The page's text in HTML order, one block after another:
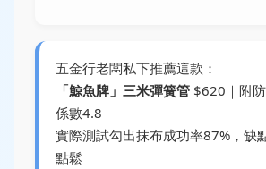
五金行老闆私下推薦這款：
「鯨魚牌」三米彈簧管$620｜附
係數4.8
實際測試勾出抹布成功率87%，缺
點鬆